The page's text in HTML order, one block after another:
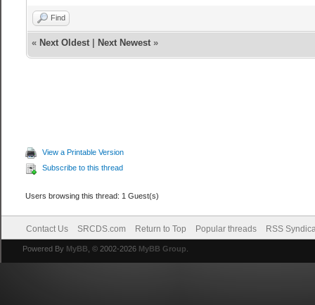
Find
« Next Oldest| Next Newest»
View a Printable Version
Subscribe to this thread
Users browsing this thread: 1 Guest(s)
Contact Us SRCDS.com Return to Top Popular threads RSS
Powered By MyBB , © 2002-2026 MyBB Group